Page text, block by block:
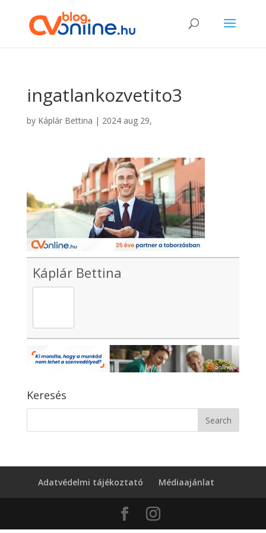
ingatlankozvetito3
by Káplár Bettina | 2024 aug 29,
Káplár Bettina
Keresés
Adatvédelmi tájékoztató Médiaajánlat